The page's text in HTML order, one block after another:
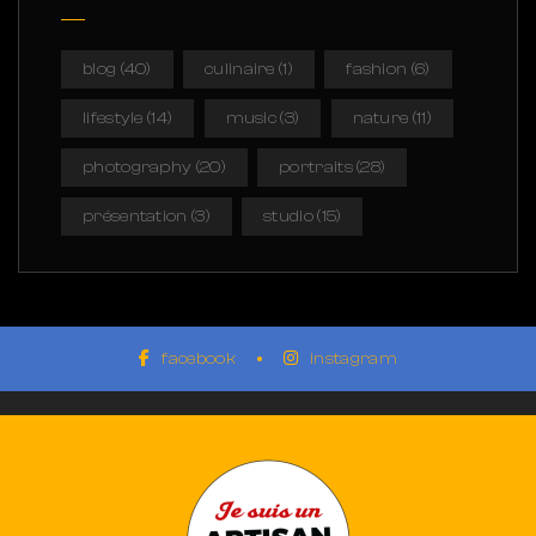
blog (40) culinaire (1) fashion (6)
lifestyle (14) music(3) nature (11)
photography (20) portraits(28)
présentation (3) studio(15)
facebook instagram